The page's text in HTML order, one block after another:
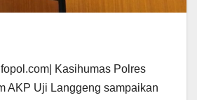
Kasihumas Polres
AKP Uji Langgeng sampaikan